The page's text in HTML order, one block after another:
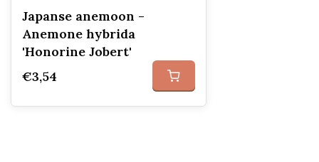
Japanse anemoon -
Anemone hybrida
'Honorine Jobert'
€3,54